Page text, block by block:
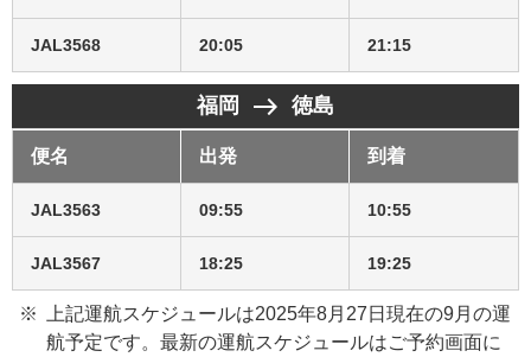
JAL3568 20:05 21:15
福岡 east 徳島
便名 出発 到着
JAL3563 09:55 10:55
JAL3567 18:25 19:25
上記運航スケジュールは2025年8月27日現在の9月の運
航予定です。最新の運航スケジュールはご予約画面に